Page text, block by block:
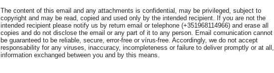
The content of this email and any attachments is confidential, may be privileged, subject to
copyright and may be read, copied and used only by the intended recipient. If you are not the
intended recipient please notify us by return email or telephone (+351968114966) and erase all
copies and do not disclose the email or any part of it to any person. Email comunication cannot
be guaranteed to be reliable, secure, error-free or vírus-free. Accordingly, we do not accept
responsability for any viruses, inaccuracy, incompleteness or failure to deliver promptly or at all,
information exchanged between you and by this means.